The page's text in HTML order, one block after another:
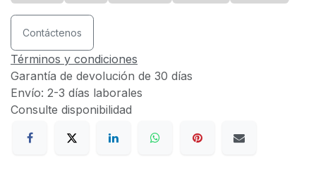
Contáctenos
Términos y condiciones
Garantía de devolución de 30 días
Envío: 2-3 días laborales
Consulte disponibilidad